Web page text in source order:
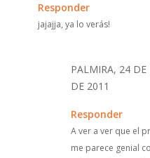
Responder
jajajja, ya lo verás!
PALMIRA, 24 DE
DE 2011
Responder
A ver a ver que el
me parece genial